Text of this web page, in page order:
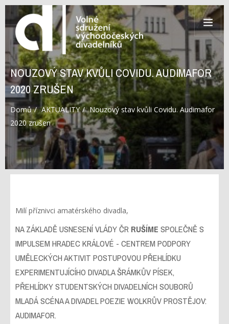
NOUZOVÝ STAV KVŮLI COVIDU. AUDIMAFOR
2020 ZRUŠEN
Domů AKTUALITY
Nouzový stav kvůli Covidu. Audimafor
2020 zrušen
Milí příznivci amatérského divadla,
NA ZÁKLADĚ USNESENÍ VLÁDY ČRRUŠÍMESPOLEČNĚ S
IMPULSEM HRADEC KRÁLOVÉ - CENTREM PODPORY
UMĚLECKÝCH AKTIVIT POSTUPOVOU PŘEHLÍDKU
EXPERIMENTUJÍCÍHO DIVADLA ŠRÁMKŮV PÍSEK,
PŘEHLÍDKY STUDENTSKÝCH DIVADELNÍCH SOUBORŮ
MLADÁ SCÉNA A DIVADEL POEZIE WOLKRŮV PROSTĚJOV:
AUDIMAFOR.